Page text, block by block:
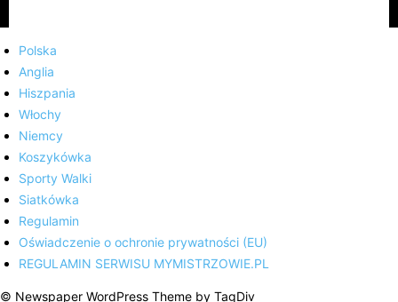
Polska
Anglia
Hiszpania
Włochy
Niemcy
Koszykówka
Sporty Walki
Siatkówka
Regulamin
Oświadczenie o ochronie prywatności (EU)
REGULAMIN SERWISU MYMISTRZOWIE.PL
© Newspaper WordPress Theme by TagDiv